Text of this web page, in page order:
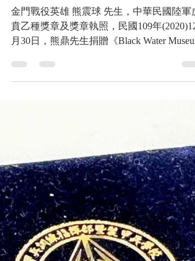
年12月30日，熊鼎先生捐贈
金門戰役英雄 熊震球 先生，中華民國陸軍
賁乙種獎章及獎章執照，民國109年(2020)12
月30日，熊鼎先生捐贈《Black Water